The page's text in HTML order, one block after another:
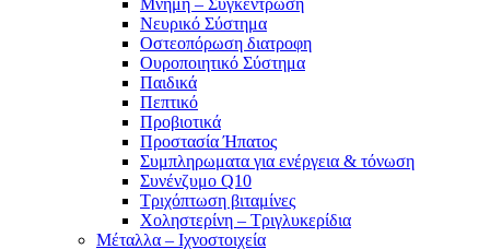
Μνήμη – Συγκέντρωση
Νευρικό Σύστημα
Οστεοπόρωση διατροφη
Ουροποιητικό Σύστημα
Παιδικά
Πεπτικό
Προβιοτικά
Προστασία Ήπατος
Συμπληρωματα για ενέργεια & τόνωση
Συνένζυμο Q10
Τριχόπτωση βιταμίνες
Χοληστερίνη – Τριγλυκερίδια
Μέταλλα – Ιχνοστοιχεία